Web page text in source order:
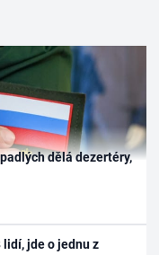
dělá dezertéry,
jde o jednu z